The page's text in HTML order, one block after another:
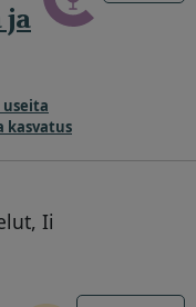
ja
useita
kasvatus
Ii